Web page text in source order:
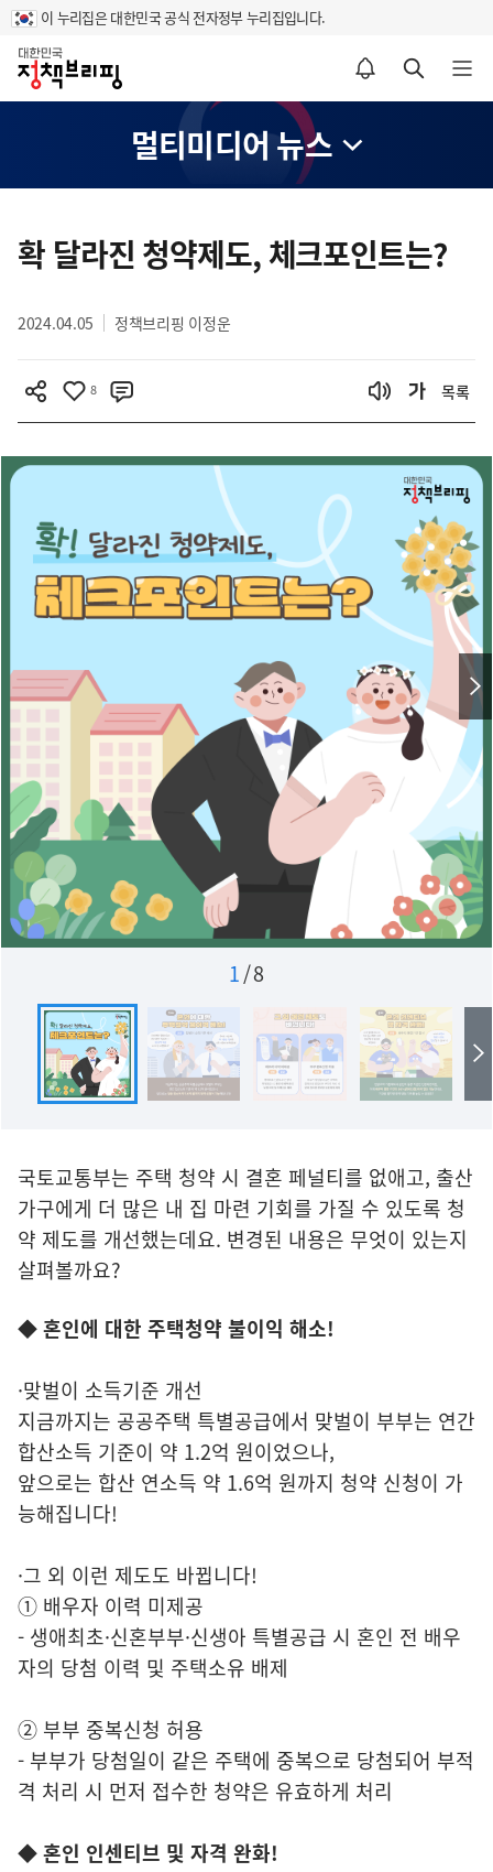
이 누리집은 대한민국 공식 전자정부 누리집입니다.
홈
알림설정 바로가기 검색 바로가기 메뉴 열기
멀티미디어 뉴스
텐
츠
역
확 달라진 청약제도, 체크포인트는?
2024.04.05 정책브리핑 이정운
8 목록
1/8
국토교통부는 주택 청약 시 결혼 페널티를 없애고, 출산
가구에게 더 많은 내 집 마련 기회를 가질 수 있도록 청
약 제도를 개선했는데요. 변경된 내용은 무엇이 있는지
살펴볼까요?
◆ 혼인에 대한 주택청약 불이익 해소!
·맞벌이 소득기준 개선
지금까지는 공공주택 특별공급에서 맞벌이 부부는 연간
합산소득 기준이 약 1.2억 원이었으나,
앞으로는 합산 연소득 약 1.6억 원까지 청약 신청이 가
능해집니다!
·그 외 이런 제도도 바뀝니다!
① 배우자 이력 미제공
- 생애최초·신혼부부·신생아 특별공급 시 혼인 전 배우
자의 당첨 이력 및 주택소유 배제
② 부부 중복신청 허용
- 부부가 당첨일이 같은 주택에 중복으로 당첨되어 부적
격 처리 시 먼저 접수한 청약은 유효하게 처리
◆ 혼인 인센티브 및 자격 완화!